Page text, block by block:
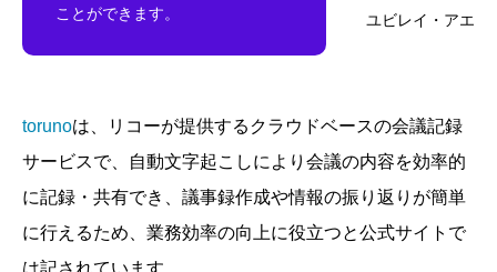
ユビレイ・アエ
ことができます。
torunoは、リコーが提供するクラウドベースの会議記録
サービスで、自動文字起こしにより会議の内容を効率的
に記録・共有でき、議事録作成や情報の振り返りが簡単
に行えるため、業務効率の向上に役立つと公式サイトで
は記されています。